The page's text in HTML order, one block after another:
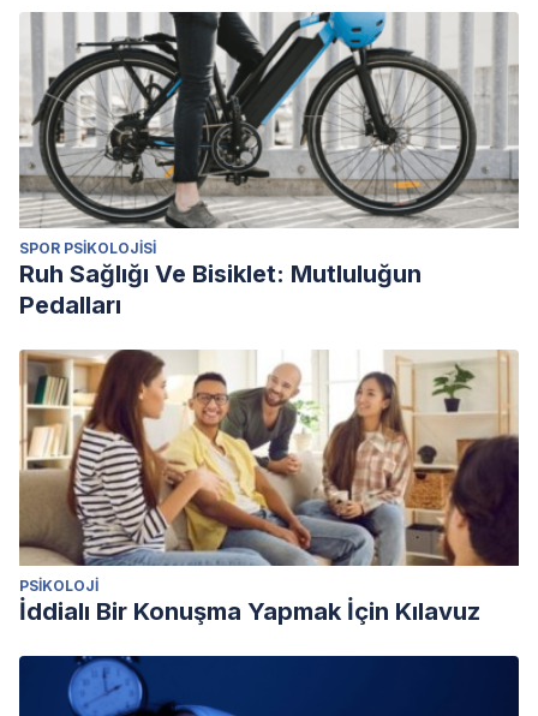
avances en el tratamiento de la incertidumbre. Infinite Study.
SPOR PSIKOLOJISI
Ruh Sağlığı Ve Bisiklet: Mutluluğun
Pedalları
PSIKOLOJI
İddialı Bir Konuşma Yapmak İçin Kılavuz